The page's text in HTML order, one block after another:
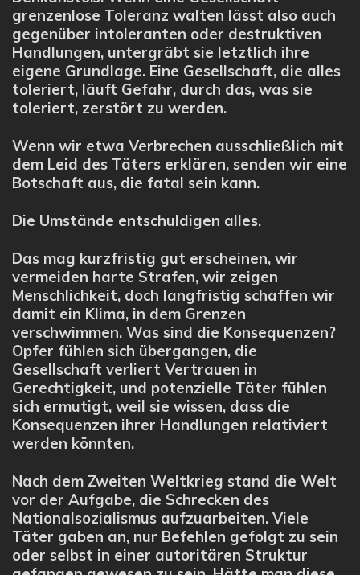
grenzenlose Toleranz walten lässt also auch
gegenüber intoleranten oder destruktiven
Handlungen, untergräbt sie letztlich ihre
eigene Grundlage. Eine Gesellschaft, die alles
toleriert, läuft Gefahr, durch das, was sie
toleriert, zerstört zu werden.
Wenn wir etwa Verbrechen ausschließlich mit
dem Leid des Täters erklären, senden wir eine
Botschaft aus, die fatal sein kann.
Die Umstände entschuldigen alles.
Das mag kurzfristig gut erscheinen, wir
vermeiden harte Strafen, wir zeigen
Menschlichkeit, doch langfristig schaffen wir
damit ein Klima, in dem Grenzen
verschwimmen. Was sind die Konsequenzen?
Opfer fühlen sich übergangen, die
Gesellschaft verliert Vertrauen in
Gerechtigkeit, und potenzielle Täter fühlen
sich ermutigt, weil sie wissen, dass die
Konsequenzen ihrer Handlungen relativiert
werden könnten.
Nach dem Zweiten Weltkrieg stand die Welt
vor der Aufgabe, die Schrecken des
Nationalsozialismus aufzuarbeiten. Viele
Täter gaben an, nur Befehlen gefolgt zu sein
oder selbst in einer autoritären Struktur